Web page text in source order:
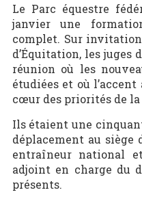
Le Parc équestre
janvier une
complet. Sur
d’Équitation, les juges
réunion où les
étudiées et où
cœur des priorités de la
Ils étaient une
déplacement au siège
entraîneur national
adjoint en charge du
présents.